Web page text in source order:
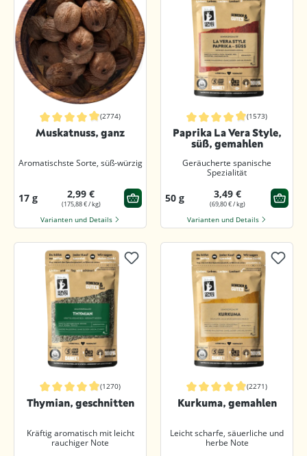
Durchschnittliche Bewertung von 4.8 von 5 Sternen
(2774)
Muskatnuss, ganz
Aromatischste Sorte, süß-würzig
17 g 2,99 €
(175,88 € / kg)
Varianten und Details
Durchschnittliche Bewertung von
(1573)
Paprika La Vera Style,
süß, gemahlen
Geräucherte spanische
Spezialität
50 g 3,49 €
(69,80 € / kg)
Varianten und Details
Durchschnittliche Bewertung von 4.9 von 5 Sternen
(1270)
Thymian, geschnitten
Kräftig aromatisch mit leicht
rauchiger Note
Durchschnittliche Bewertung von
(2271)
Kurkuma, gemahlen
Leicht scharfe, säuerliche und
herbe Note